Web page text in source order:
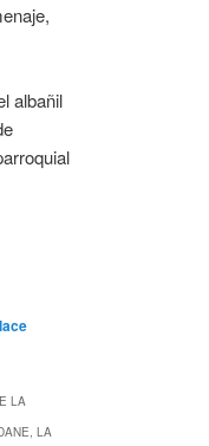
albañil
LA
LA